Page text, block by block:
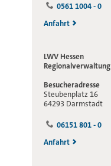
0561 1004 - 0
Anfahrt
LWV Hessen
Regionalverwaltung
Besucheradresse
Steubenplatz 16
64293 Darmstadt
06151 801 - 0
Anfahrt